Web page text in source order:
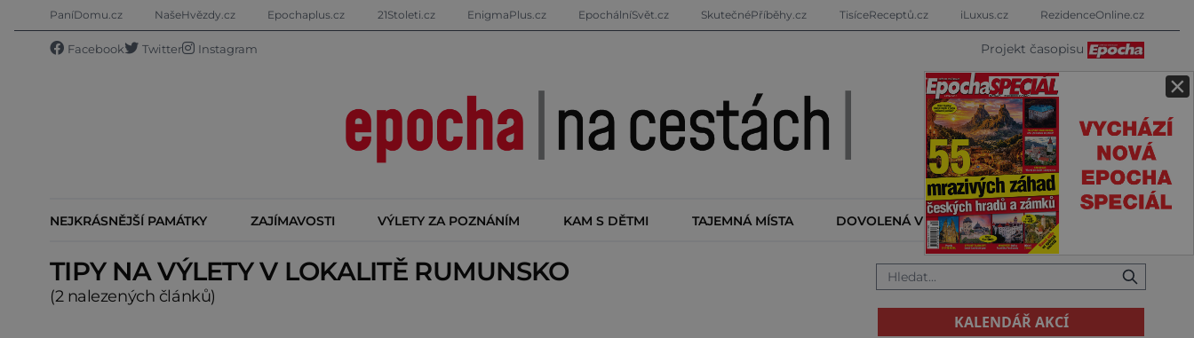
×
PaníDomu.cz NašeHvězdy.cz Epochaplus.cz 21Stoleti.cz EnigmaPlus.cz EpochálníSvět.cz SkutečnéPříběhy.cz TisíceReceptů.cz iLuxus.cz RezidenceOnline.cz
Facebook Twitter Instagram Projekt časopisu
NEJKRÁSNĚJŠÍ PAMÁTKY ZAJÍMAVOSTI VÝLETY ZA POZNÁNÍM KAM S DĚTMI TAJEMNÁ MÍSTA DOVOLENÁ V ZAHRANIČÍ KALENDÁŘ AKCÍ
TIPY NA VÝLETY V LOKALITĚ RUMUNSKO
(2 nalezených článků)
KALENDÁŘ AKCÍ